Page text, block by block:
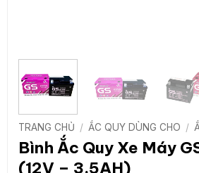
TRANG CHỦ / ẮC QUY DÙNG CHO /
Bình Ắc Quy Xe Máy
(12V – 3.5AH)